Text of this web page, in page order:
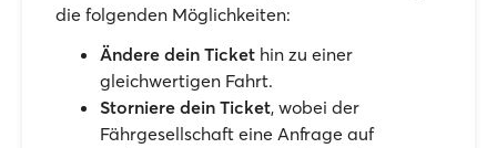
die folgenden Möglichkeiten:
Ändere dein Ticket hin zu einer
gleichwertigen Fahrt.
Storniere dein Ticket, wobei der
Fährgesellschaft eine Anfrage auf